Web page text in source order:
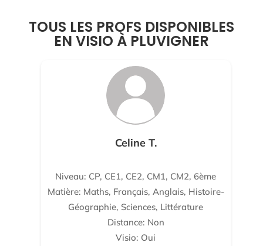
TOUS LES PROFS DISPONIBLES
EN VISIO À PLUVIGNER
Celine T.
Niveau: CP, CE1, CE2, CM1, CM2, 6ème
Matière: Maths, Français, Anglais, Histoire-
Géographie, Sciences, Littérature
Distance: Non
Visio: Oui